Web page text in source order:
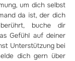
um dich selbst
da ist, der dich
buche dir
Gefühl auf deiner
Unterstützung bei
dich gern über